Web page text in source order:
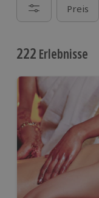
Preis
222 Erlebnisse